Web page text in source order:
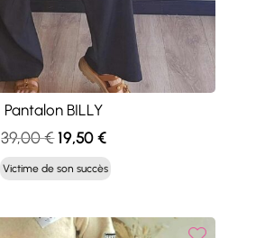
Pantalon BILLY
39,00€ Le
prix
initial
39,00 €.
19,50€Le
prix
actuel
19,50 €.
Victime de son succès